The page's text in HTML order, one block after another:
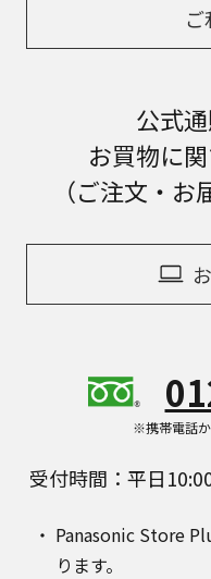
ご
公式
お買物に
（ご注文・お
※携帯電話
受付時間：平日
Panasonic Store
ります。